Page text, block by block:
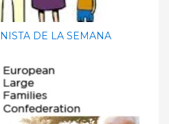
DE LA SEMANA